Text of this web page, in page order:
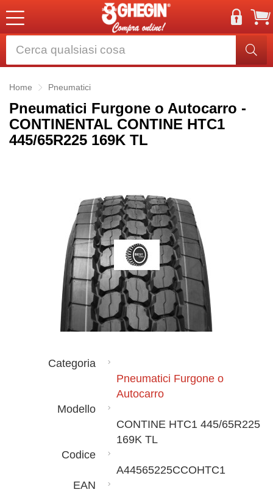
Home Pneumatici
Pneumatici Furgone o Autocarro -
CONTINENTAL CONTINE HTC1
445/65R225 169K TL
Categoria
Pneumatici Furgone o
Autocarro
Modello
CONTINE HTC1 445/65R225
169K TL
Codice
A44565225CCOHTC1
EAN